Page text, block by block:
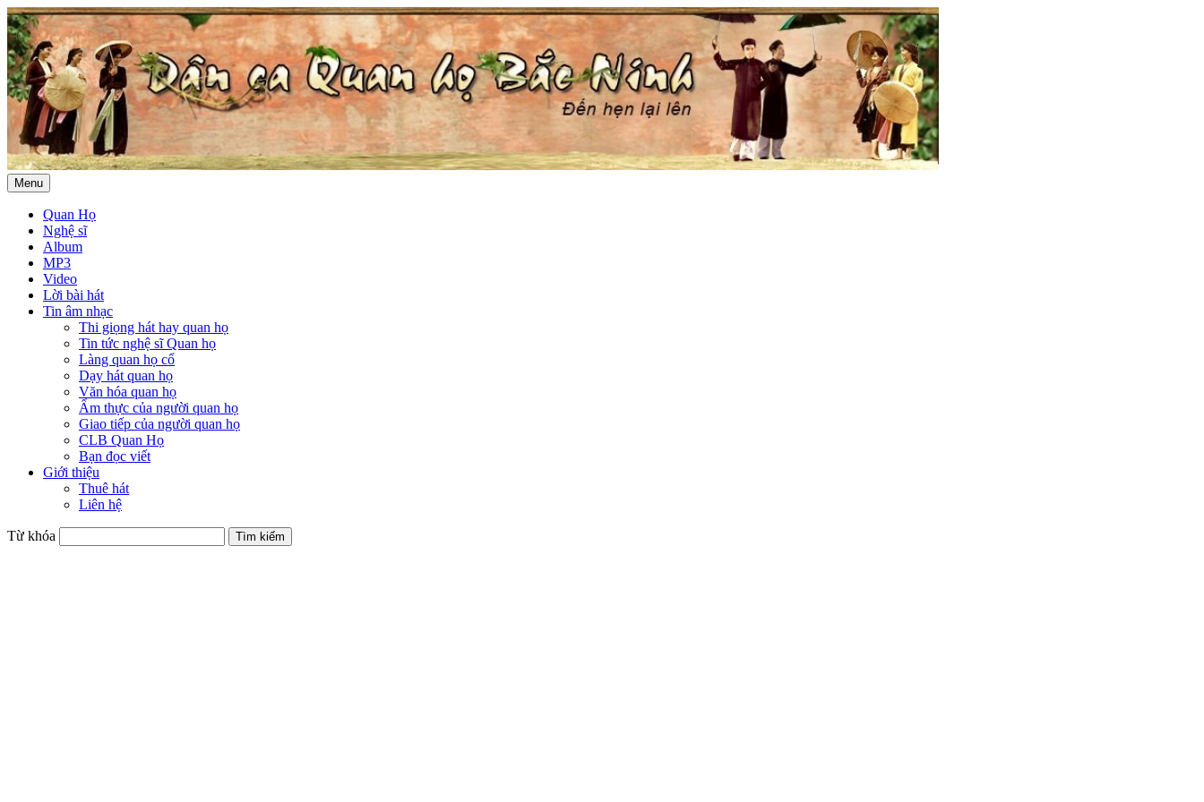
Menu
Quan Họ
Nghệ sĩ
Album
MP3
Video
Lời bài hát
Tin âm nhạc
Thi giọng hát hay quan họ
Tin tức nghệ sĩ Quan họ
Làng quan họ cổ
Dạy hát quan họ
Văn hóa quan họ
Ẩm thực của người quan họ
Giao tiếp của người quan họ
CLB Quan Họ
Bạn đọc viết
Giới thiệu
Thuê hát
Liên hệ
Từ khóa